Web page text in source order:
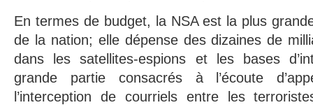
En termes de budget, la NSA est la plus
de la nation; elle dépense des dizaines de
dans les satellites-espions et les bases
grande partie consacrés à l’écoute
l’interception de courriels entre les